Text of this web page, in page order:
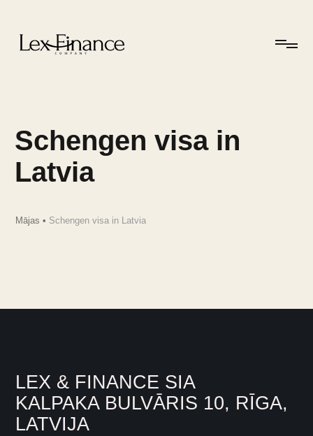
Schengen visa in
Latvia
Mājas • Schengen visa in Latvia
LEX & FINANCE SIA
KALPAKA BULVĀRIS 10, RĪGA,
LATVIJA